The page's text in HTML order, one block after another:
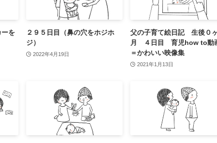
ーを
２９５日目（鼻の穴をホジホ
ジ）
2022年4月19日
父の子育て絵日記 生後０
月 ４日目 育児how to動
＝かわいい映像集
2021年1月13日